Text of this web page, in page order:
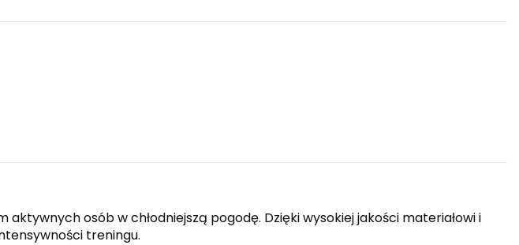
osób w chłodniejszą pogodę. Dzięki wysokiej jakości materiałowi i
treningu.